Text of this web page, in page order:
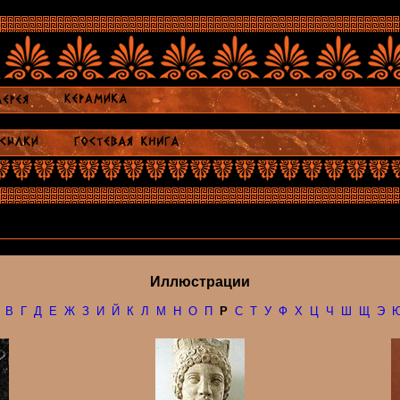
Иллюстрации
В Г Д Е Ж З И Й К Л М Н О П Р С Т У Ф Х Ц Ч Ш Щ Э